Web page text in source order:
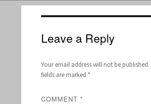
Leave a Reply
Your email address will not be published.
fields are marked *
COMMENT *